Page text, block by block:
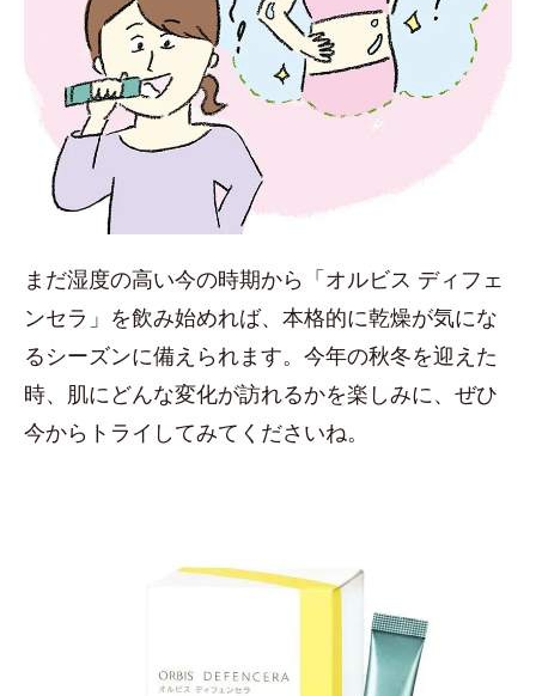
まだ湿度の高い今の時期から「オルビス ディフェ
ンセラ」を飲み始めれば、本格的に乾燥が気にな
るシーズンに備えられます。今年の秋冬を迎えた
時、肌にどんな変化が訪れるかを楽しみに、ぜひ
今からトライしてみてくださいね。